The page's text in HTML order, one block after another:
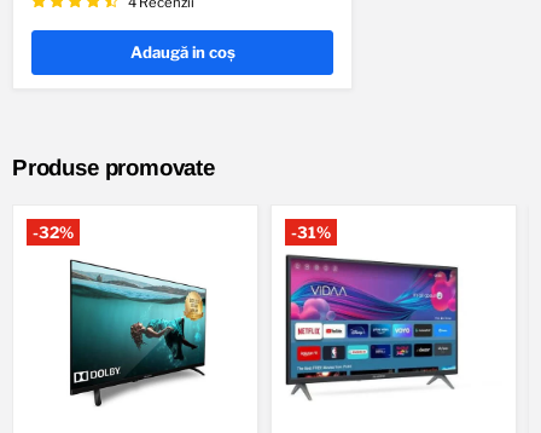
Adaugă in coş
Produse promovate
-32% -31%